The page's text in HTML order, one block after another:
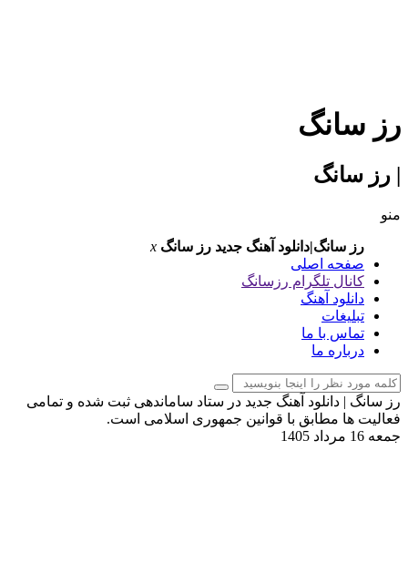
رز سانگ
| رز سانگ
منو
رز سانگ|دانلود آهنگ جدید رز سانگ x
صفحه اصلی
کانال تلگرام رزسانگ
دانلود آهنگ
تبلیغات
تماس با ما
درباره ما
رز سانگ | دانلود آهنگ جدید در ستاد ساماندهی ثبت شده و تمامی
فعالیت ها مطابق با قوانین جمهوری اسلامی است.
جمعه 16 مرداد 1405